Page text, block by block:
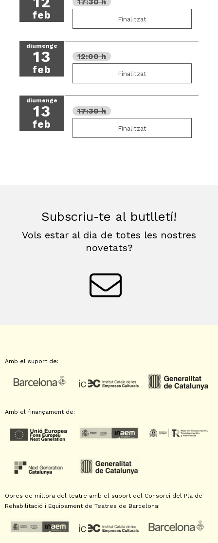
feb
17:30 h
Finalitzat
diumenge
13
feb
12:00 h
Finalitzat
diumenge
13
feb
17:30 h
Finalitzat
Subscriu-te al butlletí!
Vols estar al dia de totes les nostres
novetats?
Amb el suport de:
Amb el finançament de:
Obres de millora del teatre amb el suport del Consorci del Pla de
Rehabilitació i Equipament de Teatres de Barcelona: